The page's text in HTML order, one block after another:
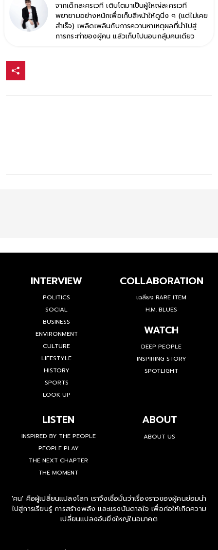
จากเด็กละครเวที เติบโตมาเป็นผู้ใหญ่ละครเวที
พยายามอย่างหนักเพื่อเก็บสีหน้าให้ดูนิ่ง ๆ (แต่ไม่เคย
สำเร็จ) เพลิดเพลินกับการควานหาเหตุผลที่นำไปสู่
การกระทำของผู้คน แล้วเก็บไปนอนกลุ้มคนเดียว
INTERVIEW
POLITICS
SOCIAL
BUSINESS
ENVIRONMENT
CULTURE
LIFESTYLE
HISTORY
SPORTS
LOOK UP
COLLABORATION
เฉลียง RARE ITEM
H.M. BLUES
WATCH
DEEP PEOPLE
INSPIRING STORY
SPOTLIGHT
LISTEN
INSPIRED BY THE PEOPLE
PEOPLE PLAY
THE NEXT CHAPTER
THE MOMENT
ABOUT
ABOUT US
'คน' คือผู้เปลี่ยนแปลงโลก เราจึงเชื่อมั่นว่าเรื่องราวของผู้คนย่อมนำ
ไปสู่การเรียนรู้ การสร้างพลัง และแรงบันดาลใจ เพื่อก่อให้เกิดความ
เปลี่ยนแปลงอันยิ่งใหญ่ในอนาคต